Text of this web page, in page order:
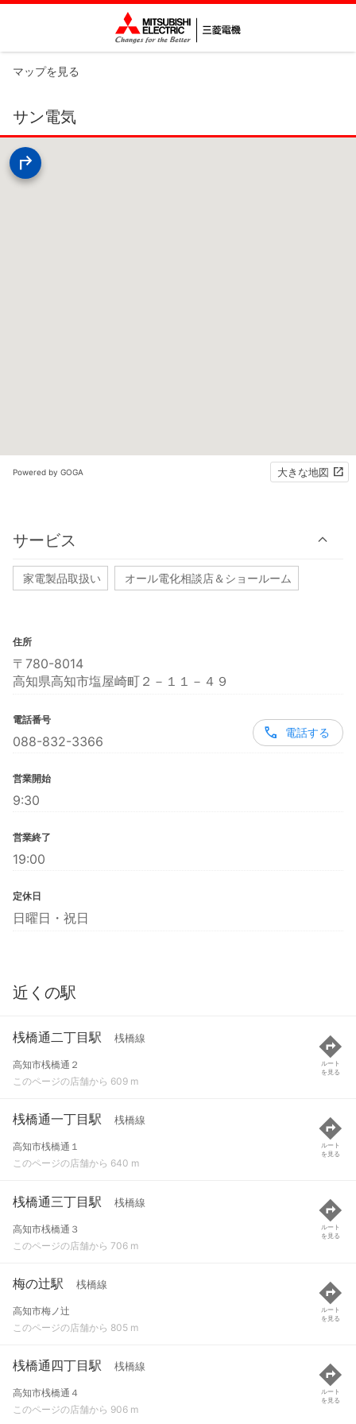
マップを見る
サン電気
Powered by GOGA 大きな地図
サービス
家電製品取扱い オール電化相談店＆ショールーム
住所
〒780-8014
高知県高知市塩屋崎町２－１１－４９
電話番号
088-832-3366
電話する
営業開始
9:30
営業終了
19:00
定休日
日曜日・祝日
近くの駅
桟橋通二丁目駅 桟橋線
高知市桟橋通２
このページの店舗から 609 m
ルート
を見る
桟橋通一丁目駅 桟橋線
高知市桟橋通１
このページの店舗から 640 m
ルート
を見る
桟橋通三丁目駅 桟橋線
高知市桟橋通３
このページの店舗から 706 m
ルート
を見る
梅の辻駅 桟橋線
高知市梅ノ辻
このページの店舗から 805 m
ルート
を見る
桟橋通四丁目駅 桟橋線
高知市桟橋通４
このページの店舗から 906 m
ルート
を見る